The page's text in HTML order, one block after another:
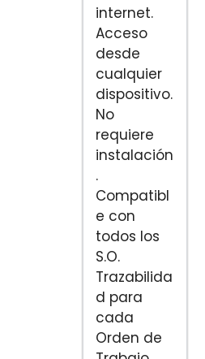
internet.
Acceso
desde
cualquier
dispositivo.
No
requiere
instalación
.
Compatibl
e con
todos los
S.O.
Trazabilida
d para
cada
Orden de